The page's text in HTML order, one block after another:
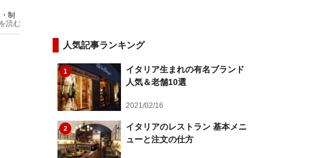
制
通
読む
人気記事ランキング
1
イタリア生まれの有名ブランド
人気＆老舗10選
2021/02/16
2
イタリアのレストラン 基本メニ
ューと注文の仕方